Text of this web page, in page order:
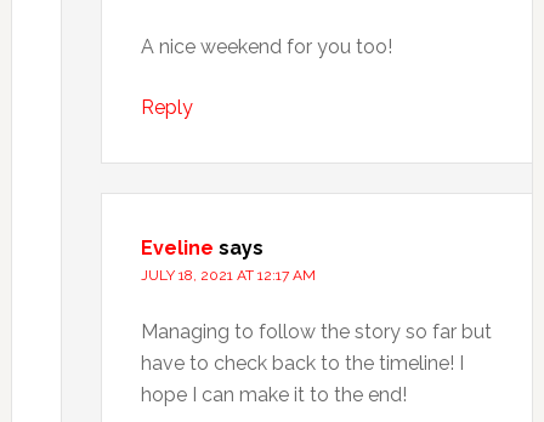
A nice weekend for you too!
Reply
Eveline says
JULY 18, 2021 AT 12:17 AM
Managing to follow the story so far but
have to check back to the timeline! I
hope I can make it to the end!